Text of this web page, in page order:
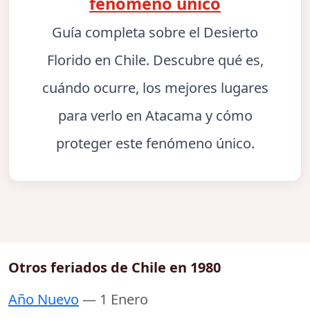
Guía completa sobre el Desierto
Florido en Chile. Descubre qué es,
cuándo ocurre, los mejores lugares
para verlo en Atacama y cómo
proteger este fenómeno único.
Otros feriados de Chile en 1980
Año Nuevo — 1 Enero